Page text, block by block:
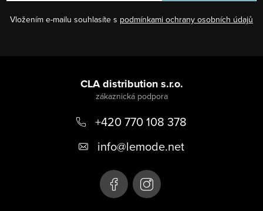
Vložením e-mailu souhlasíte s podmínkami ochrany osobních údajů
CLA distribution s.r.o.
+420 770 108 378
info@lemode.net